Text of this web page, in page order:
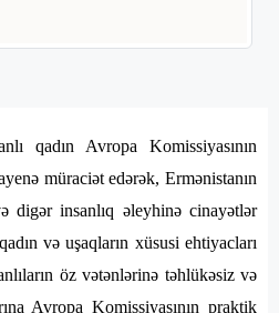
qadın Avropa Komissiyasının
müraciət edərək, Ermənistanın
digər insanlıq əleyhinə cinayətlər
və uşaqların xüsusi ehtiyacları
öz vətənlərinə təhlükəsiz və
Avropa Komissiyasının praktik